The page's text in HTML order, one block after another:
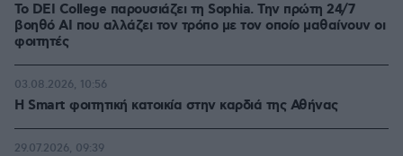
Το DEI College παρουσιάζει τη Sophia. Την πρώτη 24/7
βοηθό AI που αλλάζει τον τρόπο με τον οποίο μαθαίνουν οι
φοιτητές
Η Smart φοιτητική κατοικία στην καρδιά της Αθήνας
03.08.2026, 10:56
29.07.2026, 09:39